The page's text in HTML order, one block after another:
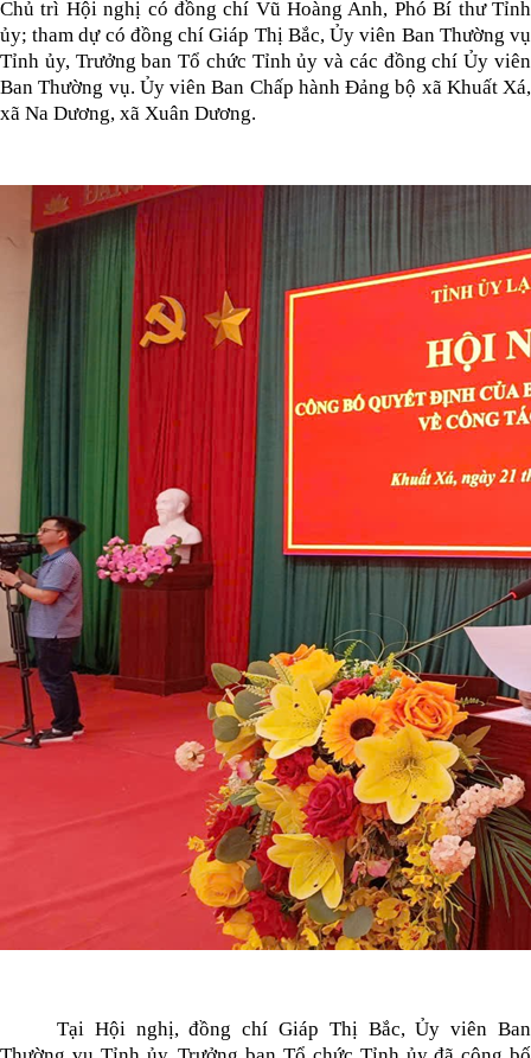
Chủ trì Hội nghị có đồng chí Vũ Hoàng Anh, Phó Bí thư Tỉnh
ủy; tham dự có đồng chí Giáp Thị Bắc, Ủy viên Ban Thường vụ
Tỉnh ủy, Trưởng ban Tổ chức Tỉnh ủy và các đồng chí Ủy viên
Ban Thường vụ. Ủy viên Ban Chấp hành Đảng bộ xã Khuất Xá,
xã Na Dương, xã Xuân Dương.
Tại Hội nghị, đồng chí Giáp Thị Bắc, Ủy viên Ban